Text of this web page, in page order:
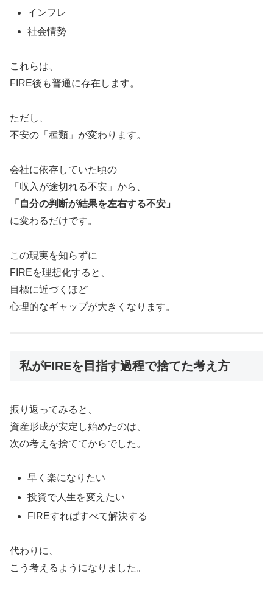
インフレ
社会情勢
これらは、
FIRE後も普通に存在します。
ただし、
不安の「種類」が変わります。
会社に依存していた頃の
「収入が途切れる不安」から、
「自分の判断が結果を左右する不安」
に変わるだけです。
この現実を知らずに
FIREを理想化すると、
目標に近づくほど
心理的なギャップが大きくなります。
私がFIREを目指す過程で捨てた考え方
振り返ってみると、
資産形成が安定し始めたのは、
次の考えを捨ててからでした。
早く楽になりたい
投資で人生を変えたい
FIREすればすべて解決する
代わりに、
こう考えるようになりました。